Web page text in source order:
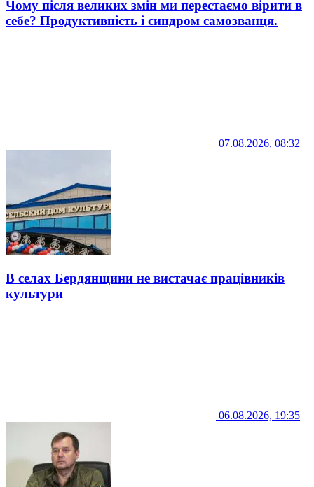
Чому після великих змін ми перестаємо вірити в
себе? Продуктивність і синдром самозванця.
07.08.2026, 08:32
В селах Бердянщини не вистачає працівників
культури
06.08.2026, 19:35